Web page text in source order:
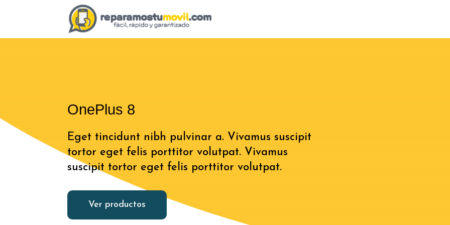
OnePlus 8
Eget tincidunt nibh pulvinar a. Vivamus suscipit
tortor eget felis porttitor volutpat. Vivamus
suscipit tortor eget felis porttitor volutpat.
Ver productos